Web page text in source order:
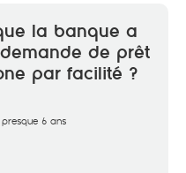
la banque a
de prêt
par facilité ?
6 ans